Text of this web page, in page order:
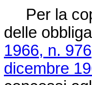
Per la
delle
1966, n. 976
dicembre